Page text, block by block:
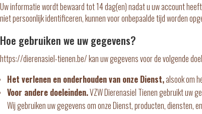
Uw informatie wordt bewaard tot 14 dag(en) nadat u uw account
niet persoonlijk identificeren, kunnen voor onbepaalde tijd worden
Hoe gebruiken we uw gegevens?
https://dierenasiel-tienen.be/ kan uw gegevens voor de volgende
Het verlenen en onderhouden van onze Dienst,alsook om
Voor andere doeleinden.VZW Dierenasiel Tienen gebruikt uw
Wij gebruiken uw gegevens om onze Dienst, producten, diensten,